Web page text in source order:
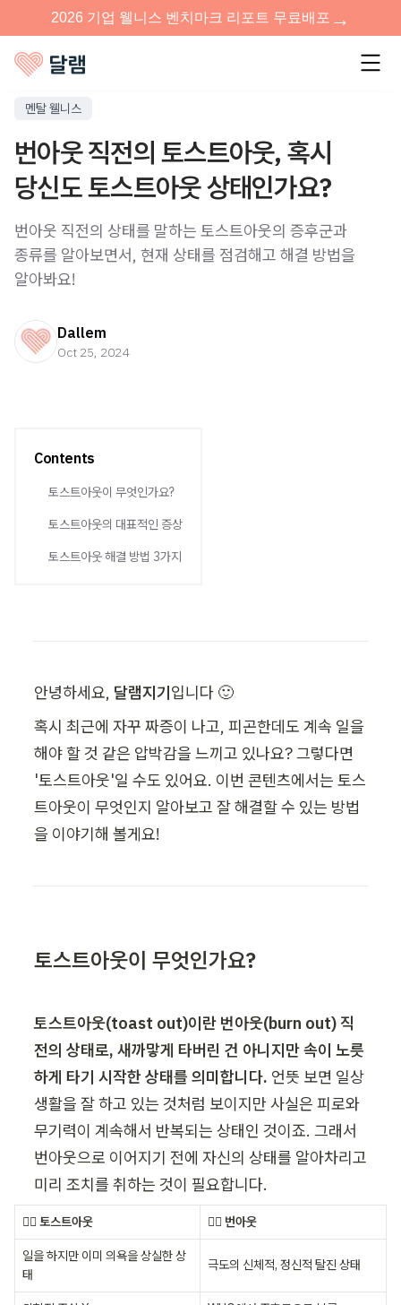
멘탈 웰니스
번아웃 직전의 토스트아웃, 혹시
당신도 토스트아웃 상태인가요?
번아웃 직전의 상태를 말하는 토스트아웃의 증후군과
종류를 알아보면서, 현재 상태를 점검해고 해결 방법을
알아봐요!
Dallem
Oct 25, 2024
Contents
토스트아웃이 무엇인가요?
토스트아웃의 대표적인 증상
토스트아웃 해결 방법 3가지
안녕하세요, 달램지기입니다 🙂
혹시 최근에 자꾸 짜증이 나고, 피곤한데도 계속 일을
해야 할 것 같은 압박감을 느끼고 있나요? 그렇다면
'토스트아웃'일 수도 있어요. 이번 콘텐츠에서는 토스
트아웃이 무엇인지 알아보고 잘 해결할 수 있는 방법
을 이야기해 볼게요!
토스트아웃이 무엇인가요?
토스트아웃(toast out)이란 번아웃(burn out) 직
전의 상태로, 새까맣게 타버린 건 아니지만 속이 노릇
하게 타기 시작한 상태를 의미합니다. 언뜻 보면 일상
생활을 잘 하고 있는 것처럼 보이지만 사실은 피로와
무기력이 계속해서 반복되는 상태인 것이죠. 그래서
번아웃으로 이어지기 전에 자신의 상태를 알아차리고
미리 조치를 취하는 것이 필요합니다.
😮‍💨 토스트아웃 😵‍💫 번아웃
일을 하지만 이미 의욕을 상실한 상
태
극도의 신체적, 정신적 탈진 상태